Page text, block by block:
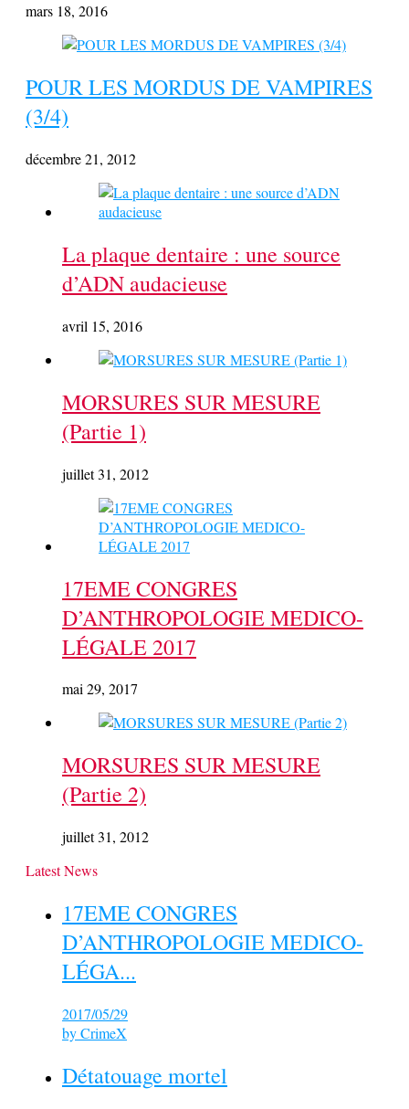
mars 18, 2016
POUR LES MORDUS DE VAMPIRES
(3/4)
décembre 21, 2012
La plaque dentaire : une source
d’ADN audacieuse
avril 15, 2016
MORSURES SUR MESURE
(Partie 1)
juillet 31, 2012
17EME CONGRES
D’ANTHROPOLOGIE MEDICO-
LÉGALE 2017
mai 29, 2017
MORSURES SUR MESURE
(Partie 2)
juillet 31, 2012
Latest News
17EME CONGRES
D’ANTHROPOLOGIE MEDICO-
LÉGA...
2017/05/29
byCrimeX
Détatouage mortel